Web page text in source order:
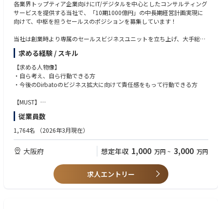
各業界トップティア企業向けにIT/デジタルを中心としたコンサルティング
サービスを提供する当社で、「10期1000億円」の中長期経営計画実現に
向けて、中枢を担うセールスのポジションを募集しています！
当社は創業時より専属のセールスビジネスユニットを立ち上げ、大手総合
コンサルファームのトップセールス4名を中心に営業戦略立案～実行まで
を実行することで、急成長する当社事業を牽引してきました。関西支社立
ち上げのフェーズにおいて、当事業における収益の最大化、スピード感を
持ち成長を図るべく、新たに参画いただけるメンバーを募集しています。
が、参画頂くメンバーには戦略立案～実行までフルプロセスをサポート致
共に成長をしたい、キャリアを形成したい、新たなチャレンジをされたい
という方のご応募、お待ちしております。
【こんな仕事をしていただきます】
・大手クライアントへのアプローチ、課題ヒアリングを基に、テクノロジ
・クライアントの価値向上に繋がる実行フェーズまでのご提案をしていた
だき、真の課題解決に関わることができます。
求める経験 / スキル
【求める人物像】
・自ら考え、自ら行動できる方
・今後のDirbatoのビジネス拡大に向けて責任感をもって行動できる方
【MUST】
・四年制大学・大学院卒業(文系・理系問わず)
・営業実務経験5年以上
・現職以前において、一定以上の成果を上げられた方
【WANT】
・IT業界経験
・配下のマネジメント経験
・大手企業をクライアントとする法人営業経験
従業員数
1,764名 （2026年3月現在）
大阪府 想定年収 1,000 万円 ~ 3,000 万円
求人エントリー